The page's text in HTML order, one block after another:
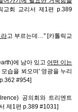
교회 교리서 제1편 p.389
고 부르는데…" [카톨릭교
에 남아 있고 어떤 이는
습을 뵈오며' 영광을 누리
#954]
공의회와 트리엔트
제1편 p.389 #1031]